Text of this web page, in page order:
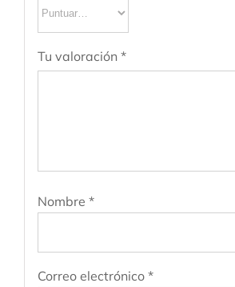
Tu valoración *
Nombre *
Correo electrónico *